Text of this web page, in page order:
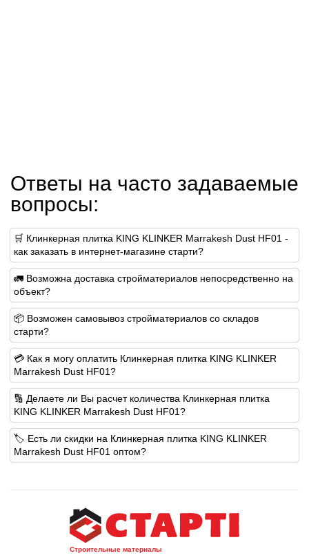
Ответы на часто задаваемые
вопросы:
🛒 Клинкерная плитка KING KLINKER Marrakesh Dust HF01 -
как заказать в интернет-магазине старти?
🚛 Возможна доставка стройматериалов непосредственно на
объект?
📦 Возможен самовывоз стройматериалов со складов
старти?
💳 Как я могу оплатить Клинкерная плитка KING KLINKER
Marrakesh Dust HF01?
🔢 Делаете ли Вы расчет количества Клинкерная плитка
KING KLINKER Marrakesh Dust HF01?
🏷️ Есть ли скидки на Клинкерная плитка KING KLINKER
Marrakesh Dust HF01 оптом?
Строительные материалы